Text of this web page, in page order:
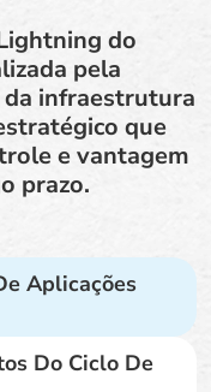
do
pela
infraestrutura
que
e vantagem
prazo.
Aplicações
Do Ciclo De